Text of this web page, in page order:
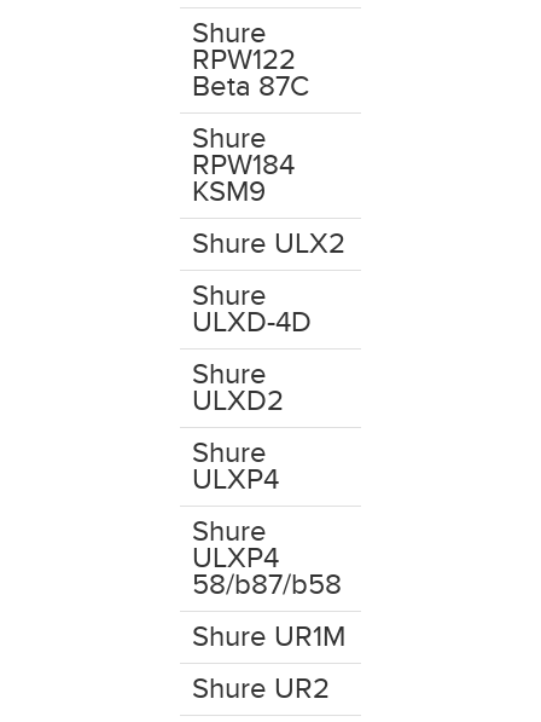
Shure
RPW122
Beta 87C
Shure
RPW184
KSM9
Shure ULX2
Shure
ULXD-4D
Shure
ULXD2
Shure
ULXP4
Shure
ULXP4
58/b87/b58
Shure UR1M
Shure UR2